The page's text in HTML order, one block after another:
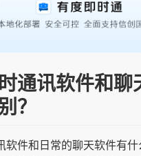
通讯软件和聊
？
软件和日常的聊天软件有